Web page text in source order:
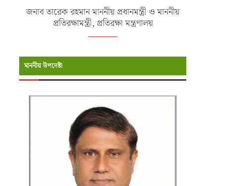
জনাব তারেক রহমান মাননীয় প্রধানমন্ত্রী ও মাননীয়
প্রতিরক্ষামন্ত্রী, প্রতিরক্ষা মন্ত্রণালয়
মাননীয় উপদেষ্টা